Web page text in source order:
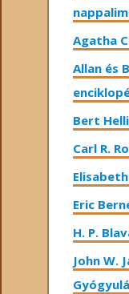
Agatha
Allan és
Bert
Carl R.
Eric
H. P.
John W.